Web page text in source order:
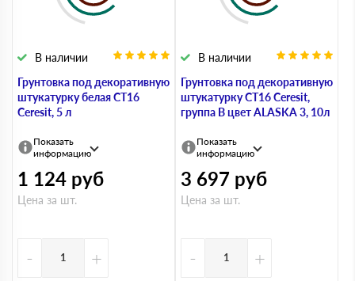
Грунтовка под декоративную
штукатурку белая СТ16
Ceresit, 5 л
В наличии
Показать
информацию
1 124 руб
Цена за шт.
- +
Грунтовка под декоративную
штукатурку СТ16 Ceresit,
группа В цвет ALASKA 3, 10л
В наличии
Показать
информацию
3 697 руб
Цена за шт.
- +